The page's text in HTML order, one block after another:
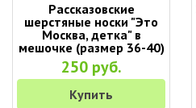
Рассказовские
шерстяные носки "Это
Москва, детка" в
мешочке (размер 36-40)
250 руб.
Купить